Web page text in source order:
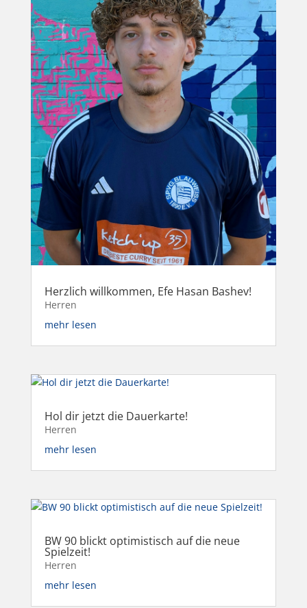
Herzlich willkommen, Efe Hasan Bashev!
Herren
mehr lesen
Hol dir jetzt die Dauerkarte!
Herren
mehr lesen
BW 90 blickt optimistisch auf die neue
Spielzeit!
Herren
mehr lesen